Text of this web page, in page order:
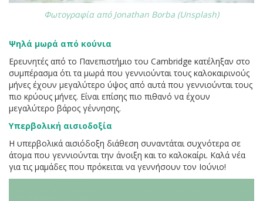
Φωτογραφία από Jonathan Borba (Unsplash)
Ψηλά μωρά από κούνια
Ερευνητές από το Πανεπιστήμιο του Cambridge κατέληξαν στο
συμπέρασμα ότι τα μωρά που γεννιούνται τους καλοκαιρινούς
μήνες έχουν μεγαλύτερο ύψος από αυτά που γεννιούνται τους
πιο κρύους μήνες. Είναι επίσης πιο πιθανό να έχουν
μεγαλύτερο βάρος γέννησης.
Υπερβολική αισιοδοξία
Η υπερβολικά αισιόδοξη διάθεση συναντάται συχνότερα σε
άτομα που γεννιούνται την άνοιξη και το καλοκαίρι. Καλά νέα
για τις μαμάδες που πρόκειται να γεννήσουν τον Ιούνιο!